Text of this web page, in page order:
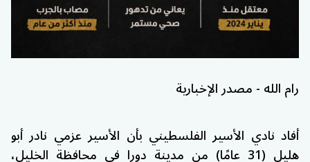
رام الله - مصدر الإخبارية
أفاد نادي الأسير الفلسطيني بأن الأسير عزمي نادر أبو
هليل (31 عامًا) من مدينة دورا في محافظة الخليل،